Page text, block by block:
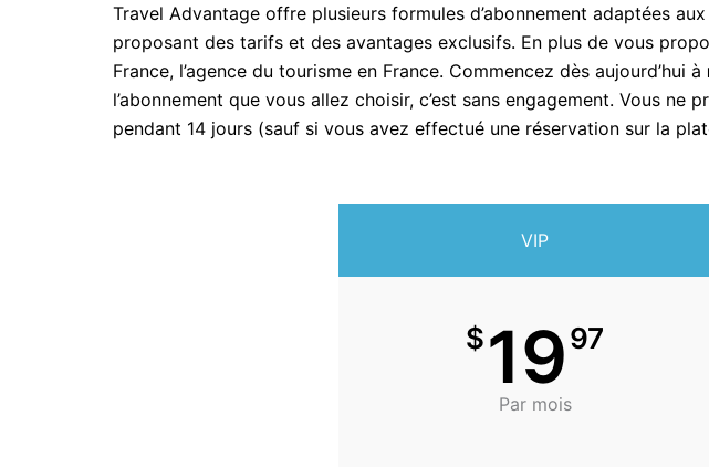
Travel Advantage offre plusieurs formules d’abonnement adaptées
proposant des tarifs et des avantages exclusifs. En plus de vous
France, l’agence du tourisme en France. Commencez dès aujourd’hui à
l’abonnement que vous allez choisir, c’est sans engagement. Vous
pendant 14 jours (sauf si vous avez effectué une réservation sur la
VIP
$1997
Par mois